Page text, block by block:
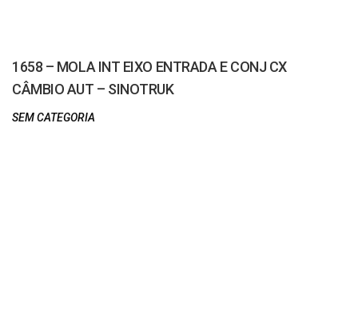
1658 – MOLA INT EIXO ENTRADA E CONJ CX
CÂMBIO AUT – SINOTRUK
SEM CATEGORIA